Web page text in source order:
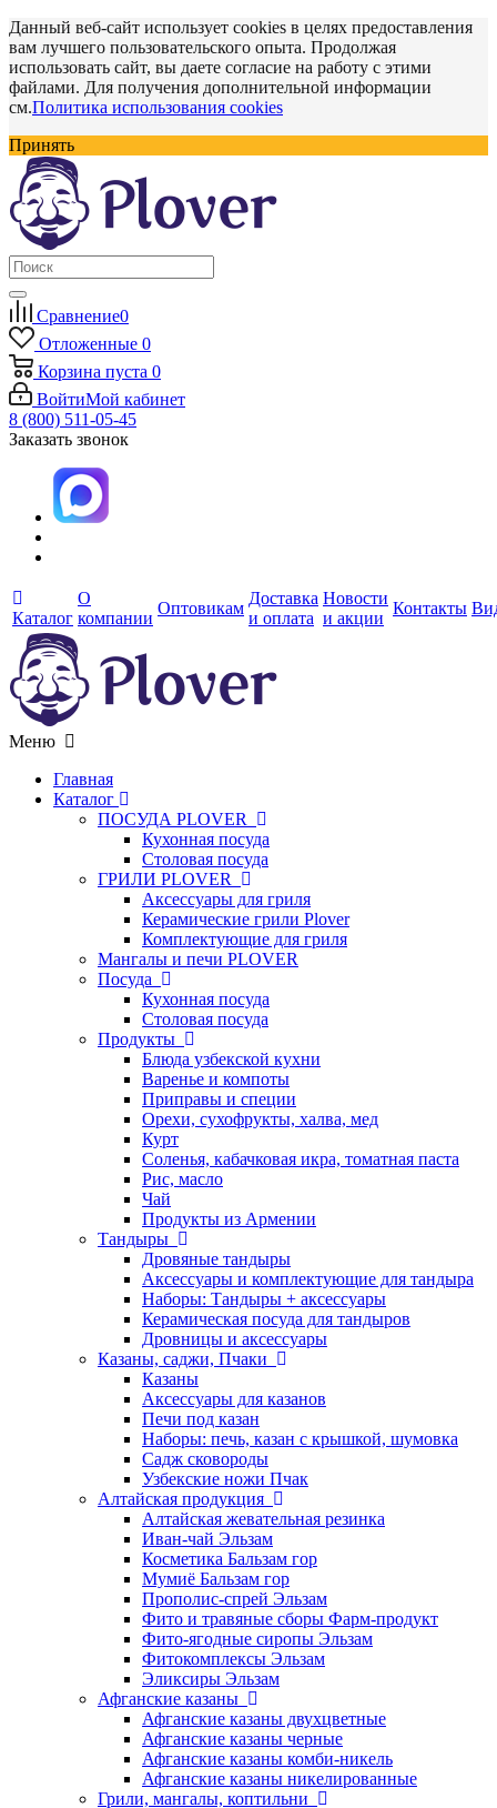
Данный веб-сайт использует cookies в целях предоставления
вам лучшего пользовательского опыта. Продолжая
использовать сайт, вы даете согласие на работу с этими
файлами. Для получения дополнительной информации
см.Политика использования cookies
Принять
Сравнение0
Отложенные 0
Корзина пуста 0
ВойтиМой кабинет
8 (800) 511-05-45
Заказать звонок
Каталог
О
компании
Оптовикам
Доставка
и оплата
Новости
и акции
Контакты
Меню
Главная
Каталог
ПОСУДА PLOVER
Кухонная посуда
Столовая посуда
ГРИЛИ PLOVER
Аксессуары для гриля
Керамические грили Plover
Комплектующие для гриля
Мангалы и печи PLOVER
Посуда
Кухонная посуда
Столовая посуда
Продукты
Блюда узбекской кухни
Варенье и компоты
Приправы и специи
Орехи, сухофрукты, халва, мед
Курт
Соленья, кабачковая икра, томатная паста
Рис, масло
Чай
Продукты из Армении
Тандыры
Дровяные тандыры
Аксессуары и комплектующие для тандыра
Наборы: Тандыры + аксессуары
Керамическая посуда для тандыров
Дровницы и аксессуары
Казаны, саджи, Пчаки
Казаны
Аксессуары для казанов
Печи под казан
Наборы: печь, казан с крышкой, шумовка
Садж сковороды
Узбекские ножи Пчак
Алтайская продукция
Алтайская жевательная резинка
Иван-чай Эльзам
Косметика Бальзам гор
Мумиё Бальзам гор
Прополис-спрей Эльзам
Фито и травяные сборы Фарм-продукт
Фито-ягодные сиропы Эльзам
Фитокомплексы Эльзам
Эликсиры Эльзам
Афганские казаны
Афганские казаны двухцветные
Афганские казаны черные
Афганские казаны комби-никель
Афганские казаны никелированные
Грили, мангалы, коптильни